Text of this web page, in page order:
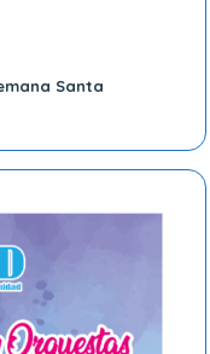
Santa